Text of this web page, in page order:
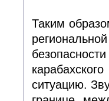
Таким
ситуацию.